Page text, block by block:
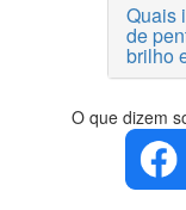
Quais
de
brilho
O que dizem